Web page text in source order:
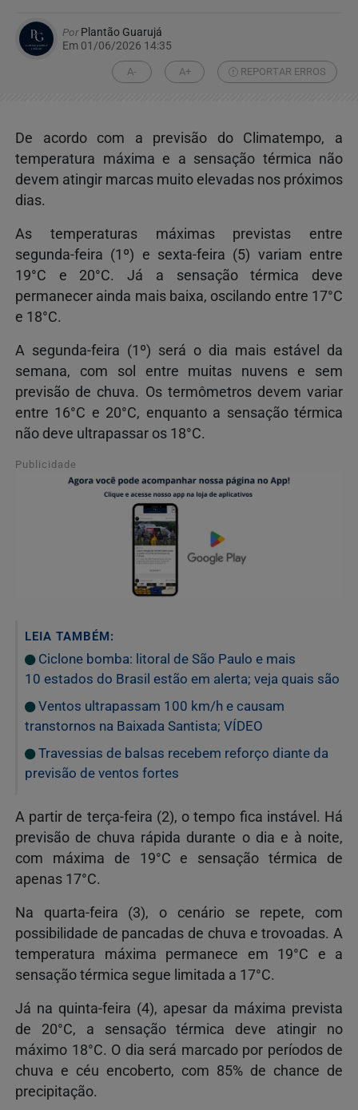
PorPlantão Guarujá
Em 01/06/2026 14:35
A- A+ REPORTAR ERROS
De acordo com a previsão do Climatempo, a
temperatura máxima e a sensação térmica não
devem atingir marcas muito elevadas nos próximos
dias.
As temperaturas máximas previstas entre
segunda-feira (1º) e sexta-feira (5) variam entre
19°C e 20°C. Já a sensação térmica deve
permanecer ainda mais baixa, oscilando entre 17°C
e 18°C.
A segunda-feira (1º) será o dia mais estável da
semana, com sol entre muitas nuvens e sem
previsão de chuva. Os termômetros devem variar
entre 16°C e 20°C, enquanto a sensação térmica
não deve ultrapassar os 18°C.
Publicidade
LEIA TAMBÉM:
Ciclone bomba: litoral de São Paulo e mais
10 estados do Brasil estão em alerta; veja quais são
Ventos ultrapassam 100 km/h e causam
transtornos na Baixada Santista; VÍDEO
Travessias de balsas recebem reforço diante da
previsão de ventos fortes
A partir de terça-feira (2), o tempo fica instável. Há
previsão de chuva rápida durante o dia e à noite,
com máxima de 19°C e sensação térmica de
apenas 17°C.
Na quarta-feira (3), o cenário se repete, com
possibilidade de pancadas de chuva e trovoadas. A
temperatura máxima permanece em 19°C e a
sensação térmica segue limitada a 17°C.
Já na quinta-feira (4), apesar da máxima prevista
de 20°C, a sensação térmica deve atingir no
máximo 18°C. O dia será marcado por períodos de
chuva e céu encoberto, com 85% de chance de
precipitação.